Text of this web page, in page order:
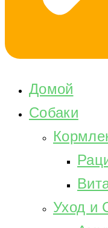
Домой
Собаки
Уход и